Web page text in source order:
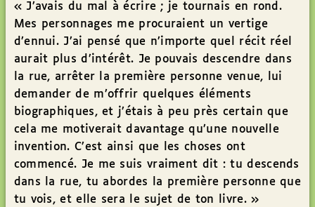
« J’avais du mal à écrire ; je tournais en rond.
Mes personnages me procuraient un vertige
d’ennui. J’ai pensé que n’importe quel récit réel
aurait plus d’intérêt. Je pouvais descendre dans
la rue, arrêter la première personne venue, lui
demander de m’offrir quelques éléments
biographiques, et j’étais à peu près certain que
cela me motiverait davantage qu’une nouvelle
invention. C’est ainsi que les choses ont
commencé. Je me suis vraiment dit : tu descends
dans la rue, tu abordes la première personne que
tu vois, et elle sera le sujet de ton livre. »